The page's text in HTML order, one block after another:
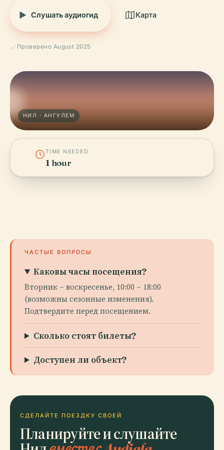
Слушать аудиогид Карта
Проверено August 2025
НИЛ · АНГУЛЕМ
TIME NEEDED
1 hour
ЧАСТЫЕ ВОПРОСЫ
Каковы часы посещения?
Вторник – воскресенье, 10:00 – 18:00
(возможны сезонные изменения).
Подтвердите перед посещением.
Сколько стоят билеты?
Доступен ли объект?
СДЕЛАЙТЕ ПОЕЗДКУ СВОЕЙ
Планируйте и слушайте